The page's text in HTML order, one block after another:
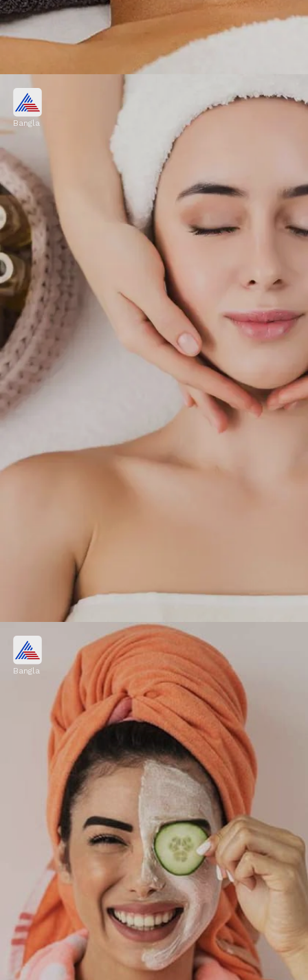
পার্লারের টাকা বাঁচিয়ে বাড়িতেই করুন
ফেশিয়াল!
ফেশিয়ালের পর ত্বককে হাইড্রেটেড রাখা খুব জরুরি।
আপনার ত্বকের ধরন অনুযায়ী ভালো ময়শ্চারাইজার
লাগান। দিনের বেলায় বাইরে বেরোলে SPF 30 বা তার
বেশিযুক্ত সানস্ক্রিন অবশ্যই ব্যবহার করুন।
Image credits: PINTEREST
Bangla
পার্লারের টাকা বাঁচিয়ে বাড়িতেই করুন
ফেশিয়াল!
ত্বকের জেল্লা সব সময় ধরে রাখতে পর্যাপ্ত জল পান
করুন। মরসুমি ফল ও সবুজ শাকসবজি খান। ৭-৮ ঘণ্টা
ঘুমান এবং রোদে বেরোনোর আগে অবশ্যই সানস্ক্রিন
লাগান।
Image credits: PINTEREST
Bangla